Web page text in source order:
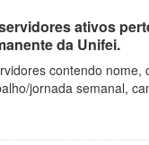
ativos
da Unifei.
contendo nome,
jornada semanal,